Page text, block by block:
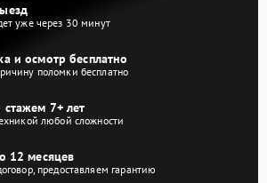
уже через 30 минут
и осмотр бесплатно
поломки бесплатно
стажем 7+ лет
любой сложности
12 месяцев
предоставляем гарантию